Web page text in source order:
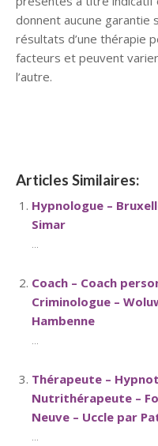
donnent aucune garantie
résultats d’une thérapie
facteurs et peuvent
l’autre.
Articles Similaires:
Hypnologue –
Simar
...
Coach – Coach
Criminologue –
Hambenne
...
Thérapeute –
Nutrithérapeute –
Neuve – Uccle par
...